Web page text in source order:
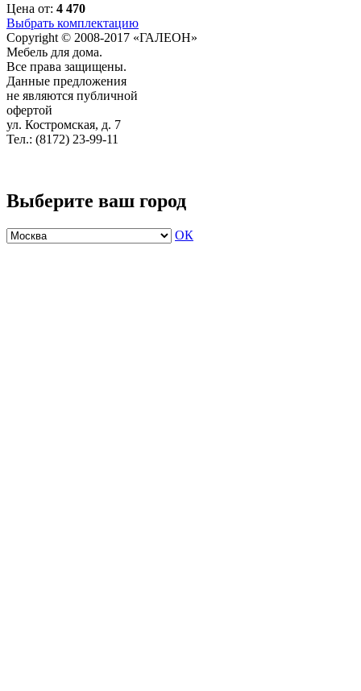
Цена от: 4 470
Выбрать комплектацию
Copyright © 2008-2017 «ГАЛЕОН»
Мебель для дома.
Все права защищены.
Данные предложения
не являются публичной
офертой
ул. Костромская, д. 7
Тел.: (8172) 23-99-11
Выберите ваш город
ОК